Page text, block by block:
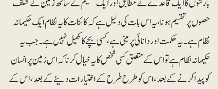
حصوں پر تقسیم ہونا، یہ اس بات کی دلیل ہے کہ کائنات کا یہ نظام ایک حکیمانہ
نظام ہے۔ یہ حکمت اور دانائی پر مبنی ہے، کسی بچے کا کھیل نہیں ہے۔ جب یہ
حکیمانہ نظام ہے تو اس کے متعلق کسی شخص کا یہ خیال کرنا کہ اس زمین پر انسان
کو پیدا کرنے کے بعد، اس کو طرح طرح کے اختیارات دینے کے بعد، اس کے